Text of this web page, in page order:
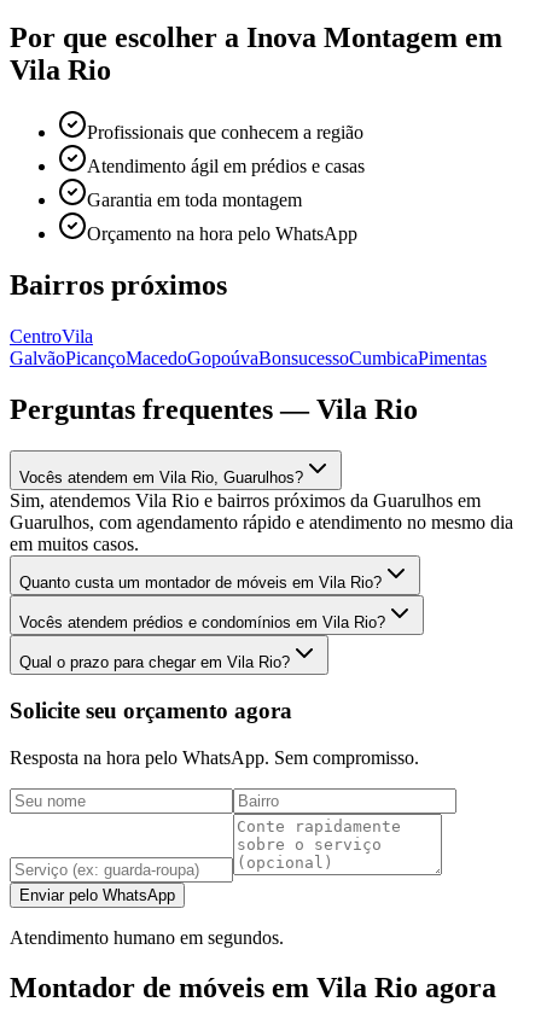
Por que escolher a Inova Montagem em
Vila Rio
Profissionais que conhecem a região
Atendimento ágil em prédios e casas
Garantia em toda montagem
Orçamento na hora pelo WhatsApp
Bairros próximos
CentroVila
GalvãoPicançoMacedoGopoúvaBonsucessoCumbicaPimentas
Perguntas frequentes —Vila Rio
Vocês atendem em Vila Rio, Guarulhos?
Sim, atendemos Vila Rio e bairros próximos da Guarulhos em
Guarulhos, com agendamento rápido e atendimento no mesmo dia
em muitos casos.
Quanto custa um montador de móveis em Vila Rio?
Vocês atendem prédios e condomínios em Vila Rio?
Qual o prazo para chegar em Vila Rio?
Solicite seu orçamento agora
Resposta na hora pelo WhatsApp. Sem compromisso.
Enviar pelo WhatsApp
Atendimento humano em segundos.
Montador de móveis em Vila Rio agora